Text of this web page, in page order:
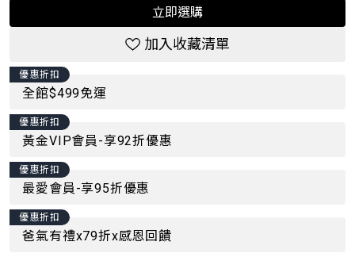
立即選購
加入收藏清單
優惠折扣
全館$499免運
優惠折扣
黃金VIP會員-享92折優惠
優惠折扣
最愛會員-享95折優惠
優惠折扣
爸氣有禮x79折x感恩回饋